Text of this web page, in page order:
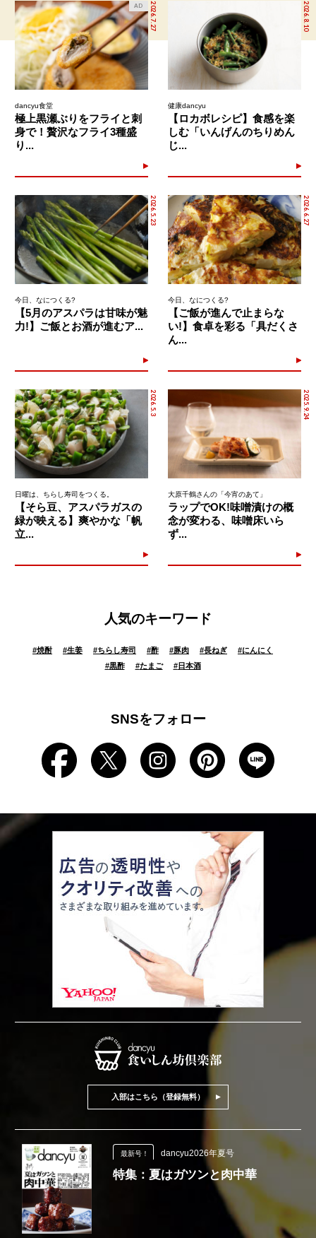
2026.7.27
AD
dancyu食堂
極上黒瀬ぶりをフライと刺
身で！贅沢なフライ3種盛
り...
2026.8.10
健康dancyu
【ロカボレシピ】食感を楽
しむ「いんげんのちりめん
じ...
2026.5.23
今日、なにつくる?
【5月のアスパラは甘味が魅
力!】ご飯とお酒が進むア...
2026.6.27
今日、なにつくる?
【ご飯が進んで止まらな
い!】食卓を彩る「具だくさ
ん...
2026.5.3
日曜は、ちらし寿司をつくる。
【そら豆、アスパラガスの
緑が映える】爽やかな「帆
立...
2025.9.24
大原千鶴さんの「今宵のあて」
ラップでOK!味噌漬けの概
念が変わる、味噌床いら
ず...
人気のキーワード
#焼酎 #生姜 #ちらし寿司 #酢 #豚肉 #長ねぎ #にんにく
#黒酢 #たまご #日本酒
SNSをフォロー
入部はこちら（登録無料）
最新号！ dancyu2026年夏号
特集：夏はガツンと肉中華